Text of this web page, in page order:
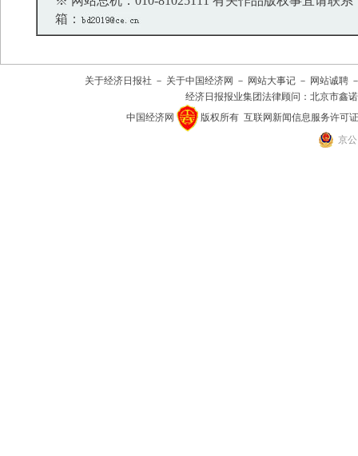
箱：
关于经济日报社 － 关于中国经济网 － 网站大事记 － 网站诚聘
经济日报报业集团法律顾问： 北京市鑫
中国经济网
版权所有 互联网新闻信息服务许可证
京公